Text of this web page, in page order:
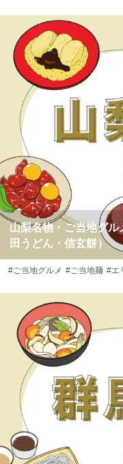
山梨名物・ご当地グ
田うどん・信玄餅）
#ご当地グルメ #ご当地麺 #エ